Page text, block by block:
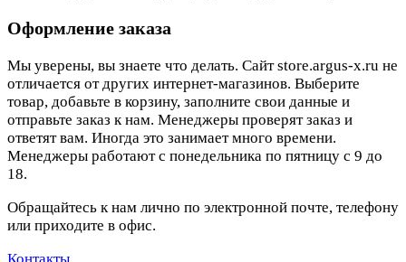
Оформление заказа
Мы уверены, вы знаете что делать. Сайт store.argus-x.ru не
отличается от других интернет-магазинов. Выберите
товар, добавьте в корзину, заполните свои данные и
отправьте заказ к нам. Менеджеры проверят заказ и
ответят вам. Иногда это занимает много времени.
Менеджеры работают с понедельника по пятницу с 9 до
18.
Обращайтесь к нам лично по электронной почте, телефону
или приходите в офис.
Контакты